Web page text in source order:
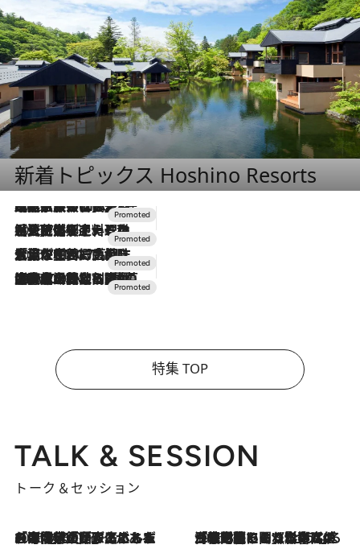
新着トピックス Hoshino Resorts
2026.7.31
【ホテル帰省】という選択肢をOMOが提案。家族とほどよい距離を保つには「昼は実家、夜は気兼ねなくホテルで！」
2026.7.24
【夏限定ディナーコース】旬を迎える稚鮎や花ズッキーニなどをイタリア・トスカーナの郷土料理の手法で満喫！
2026.7.17
「土佐和ハーブかき氷」がOMO7高知に登場！生姜、山椒、大葉など目にも舌にも涼を呼ぶ郷土の味
2026.7.10
NEW OPEN！【界 草津】名湯の地に誕生。趣の異なる2種の温泉と上州ならではの会席・蕎麦割烹など美食を味わう究極の癒やし旅
特集 TOP
TALK & SESSION
トーク＆セッション
2026.8.3
「今後値上げがあるとすれば…」「リスクがあるのは今年の冬」エネルギー専門家が語る、ホルムズ海峡封鎖が家庭にもたらす“ある心配” 2026.8.3
「住宅建てられない…」「サーチャージ料の高値が続いている」ホルムズ海峡封鎖による影響はいつまで続く？《エネルギー専門家に聞く“どうなる日本の暮らし”》